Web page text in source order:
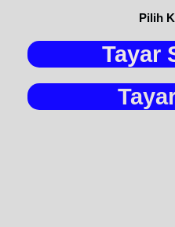
Pilih
Tayar